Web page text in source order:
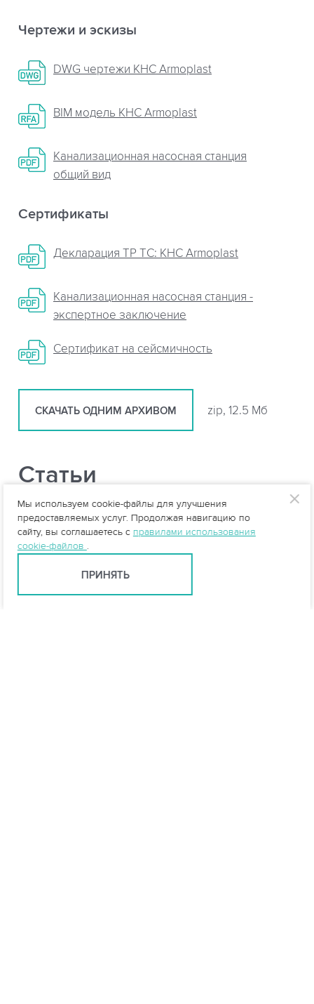
Чертежи и эскизы
DWG чертежи КНС Armoplast
BIM модель КНС Armoplast
Канализационная насосная станция
общий вид
Сертификаты
Декларация ТР ТС: КНС Armoplast
Канализационная насосная станция -
экспертное заключение
Сертификат на сейсмичность
СКАЧАТЬ ОДНИМ АРХИВОМ zip, 12.5 Мб
Статьи
Устройство и принцип работы КНС
логистических центров
Мы используем cookie-файлы для улучшения
предоставляемых услуг. Продолжая навигацию по
сайту, вы соглашаетесь с правилами использования
cookie-файлов .
ПРИНЯТЬ